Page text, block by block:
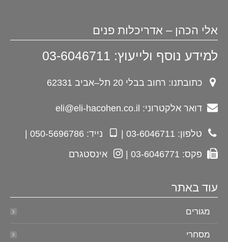
אלי הכהן – אדריכלות פנים
למידע נוסף ולייעוץ: 03-6046711
כתובתנו: רחוב בבלי 20 תל–אביב 62331
דואר אלקטרוני: eli@eli-hacohen.co.il
טלפון: 03-6046711 |
נייד: 050-5696786 |
פקס: 03-6046771 |
אינסטגרם
עוד באתר
מגורים
מסחרי